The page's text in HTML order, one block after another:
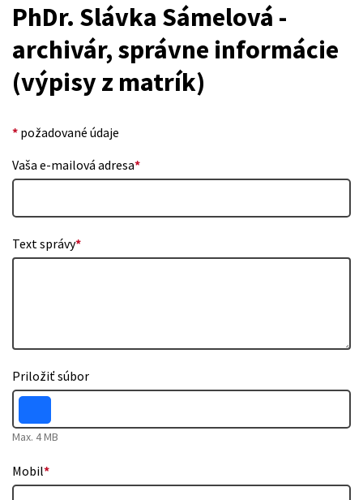
PhDr. Slávka Sámelová -
archivár, správne informácie
(výpisy z matrík)
* požadované údaje
Vaša e-mailová adresa*
Text správy*
Priložiť súbor
Max. 4 MB
Mobil*